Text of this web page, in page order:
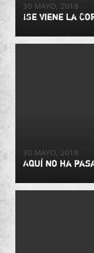
30 MAYO, 2018
¡Se viene la
30 MAYO, 2018
Aquí no ha